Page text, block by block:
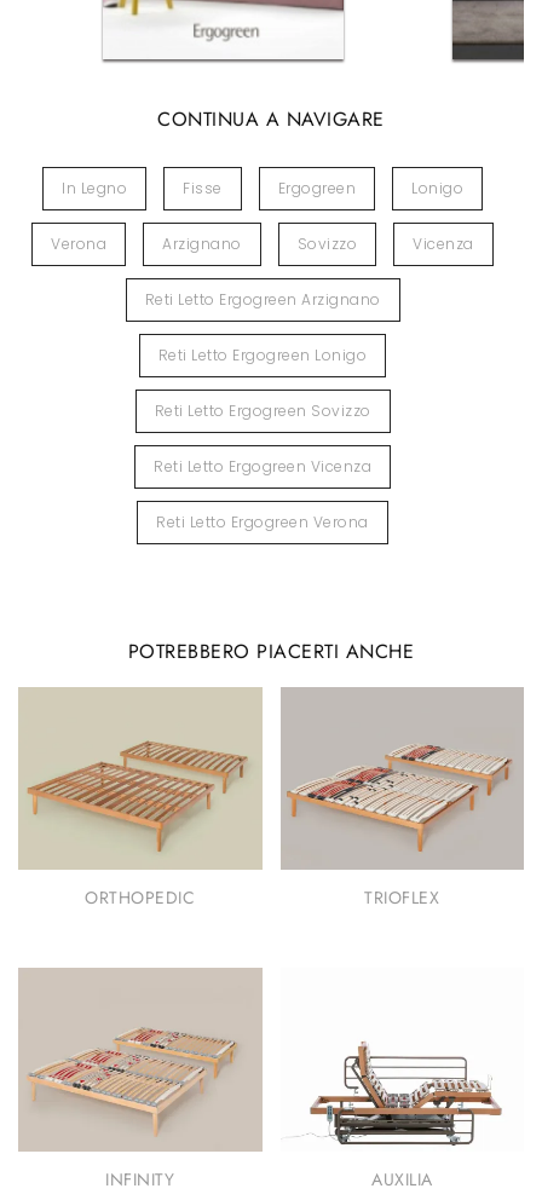
CONTINUA A NAVIGARE
In Legno Fisse Ergogreen Lonigo
Verona Arzignano Sovizzo Vicenza
Reti Letto Ergogreen Arzignano
Reti Letto Ergogreen Lonigo
Reti Letto Ergogreen Sovizzo
Reti Letto Ergogreen Vicenza
Reti Letto Ergogreen Verona
POTREBBERO PIACERTI ANCHE
ORTHOPEDIC TRIOFLEX
INFINITY AUXILIA